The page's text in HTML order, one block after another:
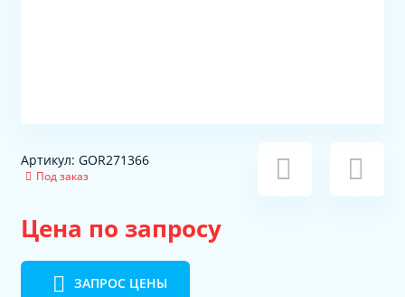
Артикул: GOR271366
Под заказ
Цена по запросу
ЗАПРОС ЦЕНЫ